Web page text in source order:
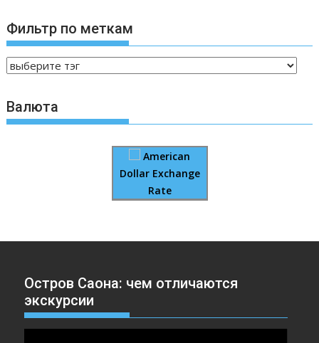
Фильтр по меткам
Валюта
American
Dollar Exchange
Rate
Остров Саона: чем отличаются
экскурсии